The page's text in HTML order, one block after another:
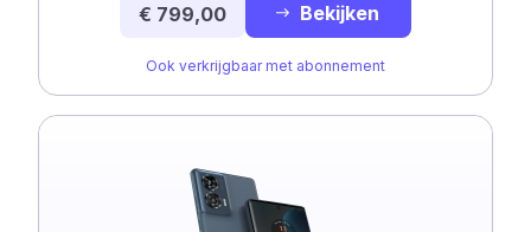
€ 799,00 Bekijken
Ook verkrijgbaar met abonnement